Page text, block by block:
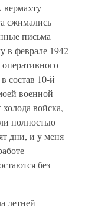
сжимались
письма
в феврале 1942
состав 10-й
военной
войска,
полностью
дни, и у меня
без
летней